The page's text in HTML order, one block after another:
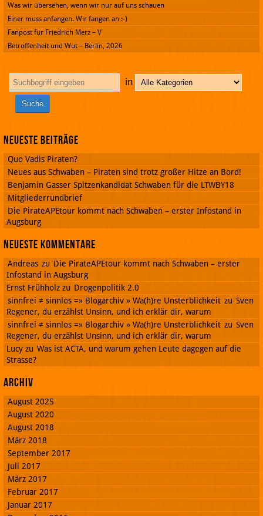
Was wir übersehen, wenn wir nur auf uns schauen
Einer muss anfangen. Wir fangen an :-)
Fanpost für Friedrich Merz – V
Betroffenheit und Wut – Berlin, 2026
in
Neueste Beiträge
Quo Vadis Piraten?
Neues aus Schwaben – Piraten sind trotz großer Hitze an Bord!
Benjamin Gasser Spitzenkandidat Schwaben für die LTWBY18
Mitgliederrundbrief
Die PirateAPEtour kommt nach Schwaben – erster Infostand in
Augsburg
Neueste Kommentare
Andreas zu Die PirateAPEtour kommt nach Schwaben – erster
Infostand in Augsburg
Ernst Frühholz zu Drogenpolitik 2.0
sinnfrei ≠ sinnlos =» Blogarchiv » Wa(h)re Unsterblichkeit zu Sven
Regener, du erzählst Unsinn, und ich erklär dir, warum
sinnfrei ≠ sinnlos =» Blogarchiv » Wa(h)re Unsterblichkeit zu Sven
Regener, du erzählst Unsinn, und ich erklär dir, warum
Lucy zu Was ist ACTA, und warum gehen Leute dagegen auf die
Strasse?
Archiv
August 2025
August 2020
August 2018
März 2018
September 2017
Juli 2017
März 2017
Februar 2017
Januar 2017